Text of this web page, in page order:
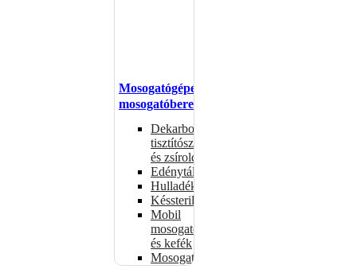
Mosogatógépek,
mosogatóberendezések
Dekarbonizáló
tisztítószerek
és zsíroldók
Edénytálcák
Hulladékdarálók
Késsterilizátorok
Mobil
mosogatók
és kefék
Mosogatógépkosarak